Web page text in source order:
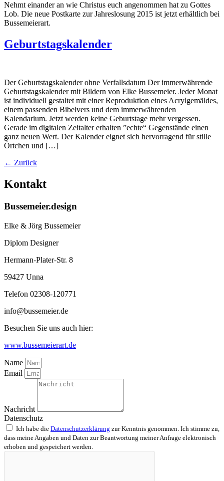
Nehmt einander an wie Christus euch angenommen hat zu Gottes
Lob. Die neue Postkarte zur Jahreslosung 2015 ist jetzt erhältlich bei
Bussemeierart.
Geburtstagskalender
Der Geburtstagskalender ohne Verfallsdatum Der immerwährende
Geburtstagskalender mit Bildern von Elke Bussemeier. Jeder Monat
ist individuell gestaltet mit einer Reproduktion eines Acrylgemäldes,
einem passenden Bibelvers und dem immerwährenden
Kalendarium. Jetzt werden keine Geburtstage mehr vergessen.
Gerade im digitalen Zeitalter erhalten ”echte“ Gegenstände einen
ganz neuen Wert. Der Kalender eignet sich hervorragend für stille
Örtchen und […]
← Zurück
Kontakt
Bussemeier.design
Elke & Jörg Bussemeier
Diplom Designer
Hermann-Plater-Str. 8
59427 Unna
Telefon 02308-120771
info@bussemeier.de
Besuchen Sie uns auch hier:
www.bussemeierart.de
Name
Email
Nachricht
Datenschutz
Ich habe die Datenschutzerklärung zur Kenntnis genommen. Ich stimme zu,
dass meine Angaben und Daten zur Beantwortung meiner Anfrage elektronisch
erhoben und gespeichert werden.